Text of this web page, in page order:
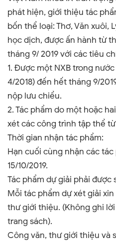
phát hiện, giới thiệu tác
bốn thể loại: Thơ, Văn xuôi,
học dịch, được ấn hành từ
tháng 9/ 2019 với các tiêu
1. Được một NXB trong
4/2018) đến hết tháng 9/
nộp lưu chiểu.
2. Tác phẩm do một hoặc
xét các công trình tập thể
Thời gian nhận tác phẩm:
Hạn cuối cùng nhận các
15/10/2019.
Tác phẩm dự giải phải được
Mỗi tác phẩm dự xét giải
thư giới thiệu. (Không ghi
trang sách).
Công văn, thư giới thiệu và